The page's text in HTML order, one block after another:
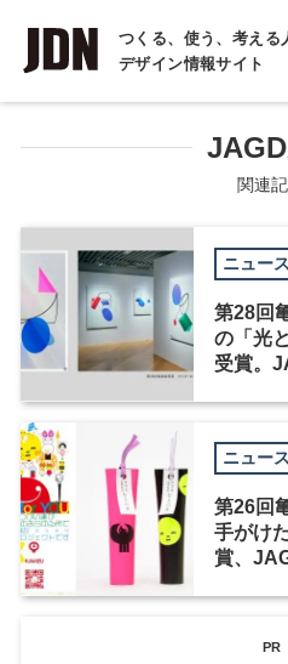
つくる、使う、考える
デザイン情報サイト
INTERVIEW
インタビュー
COLUMN
コラム
関連
ニュース
第28回
の「光
受賞。
ニュース
第26回
手がけ
賞、
PR